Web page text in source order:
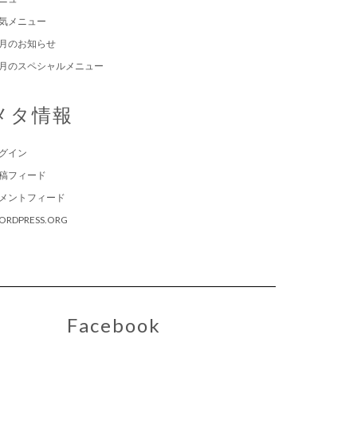
メニュー
のお知らせ
のスペシャルメニュー
タ情報
イン
フィード
ントフィード
Facebook